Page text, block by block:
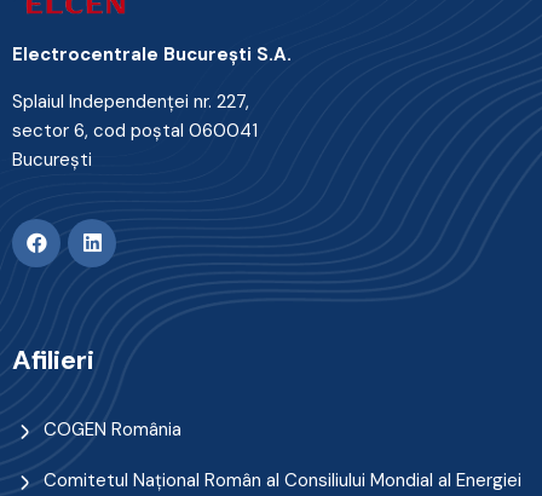
Electrocentrale Bucureşti S.A.
Splaiul Independenţei nr. 227,
sector 6, cod poştal 060041
Bucureşti
Afilieri
COGEN România
Comitetul Naţional Român al Consiliului Mondial al Energiei